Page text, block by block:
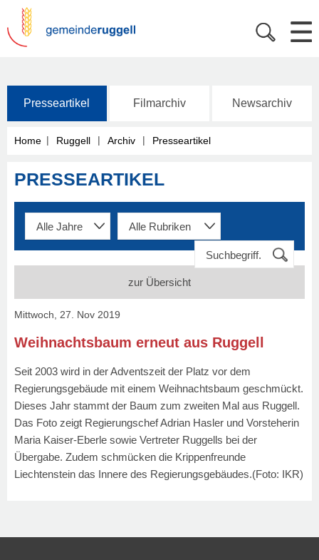
Presseartikel Filmarchiv Newsarchiv
Home | Ruggell | Archiv | Presseartikel
PRESSEARTIKEL
zur Übersicht
Mittwoch, 27. Nov 2019
Weihnachtsbaum erneut aus Ruggell
Seit 2003 wird in der Adventszeit der Platz vor dem
Regierungsgebäude mit einem Weihnachtsbaum geschmückt.
Dieses Jahr stammt der Baum zum zweiten Mal aus Ruggell.
Das Foto zeigt Regierungschef Adrian Hasler und Vorsteherin
Maria Kaiser-Eberle sowie Vertreter Ruggells bei der
Übergabe. Zudem schmücken die Krippenfreunde
Liechtenstein das Innere des Regierungsgebäudes.(Foto: IKR)